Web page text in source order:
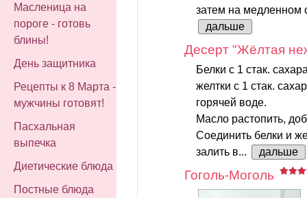
Масленица на
пороге - готовь
блины!
День защитника
Рецепты к 8 Марта -
мужчины готовят!
Пасхальная
выпечка
Диетические блюда
Постные блюда
затем на медленном
дальше
Десерт "Жёлтая
Белки с 1 стак.
желтки с 1 стак.
горячей воде.
Масло растопить,
Соединить белки и
залить в...
дальше
Гоголь-Моголь